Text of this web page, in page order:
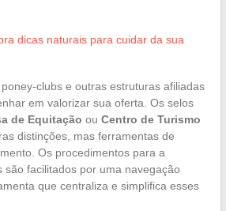
dicas naturais para cuidar da sua
clubs e outras estruturas afiliadas
em valorizar sua oferta. Os selos
de Equitação ou Centro de Turismo
distinções, mas ferramentas de
Os procedimentos para a
são facilitados por uma navegação
que centraliza e simplifica esses